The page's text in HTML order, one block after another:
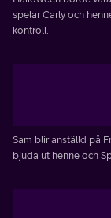
spelar Carly och
kontroll.
Sam blir anställd på
bjuda ut henne och